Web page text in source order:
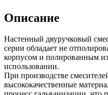
Описание
Настенный двуручковый
серии обладает не
корпусом и полированным
использовании.
При производстве
высококачественные